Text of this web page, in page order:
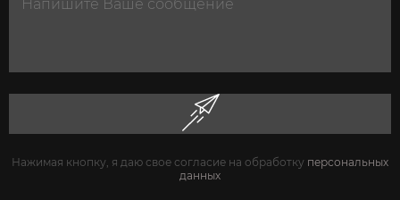
Нажимая кнопку, я даю свое согласие на обработку персональных
данных